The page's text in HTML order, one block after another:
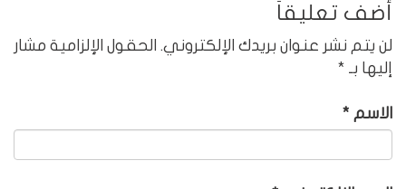
أضف تعليقاً
لن يتم نشر عنوان بريدك الإلكتروني. الحقول الإلزامية مشار
إليها بـ *
الاسم *